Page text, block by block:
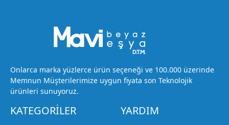
Onlarca marka yüzlerce ürün seçeneği ve 100.000 üzerinde
Memnun Müşterilerimize uygun fiyata son Teknolojik
ürünleri sunuyoruz.
KATEGORİLER YARDIM